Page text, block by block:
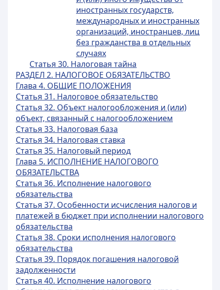
иностранных государств,
международных и иностранных
организаций, иностранцев, лиц
без гражданства в отдельных
случаях
Статья 30. Налоговая тайна
РАЗДЕЛ 2. НАЛОГОВОЕ ОБЯЗАТЕЛЬСТВО
Глава 4. ОБЩИЕ ПОЛОЖЕНИЯ
Статья 31. Налоговое обязательство
Статья 32. Объект налогообложения и (или)
объект, связанный с налогообложением
Статья 33. Налоговая база
Статья 34. Налоговая ставка
Статья 35. Налоговый период
Глава 5. ИСПОЛНЕНИЕ НАЛОГОВОГО
ОБЯЗАТЕЛЬСТВА
Статья 36. Исполнение налогового
обязательства
Статья 37. Особенности исчисления налогов и
платежей в бюджет при исполнении налогового
обязательства
Статья 38. Сроки исполнения налогового
обязательства
Статья 39. Порядок погашения налоговой
задолженности
Статья 40. Исполнение налогового